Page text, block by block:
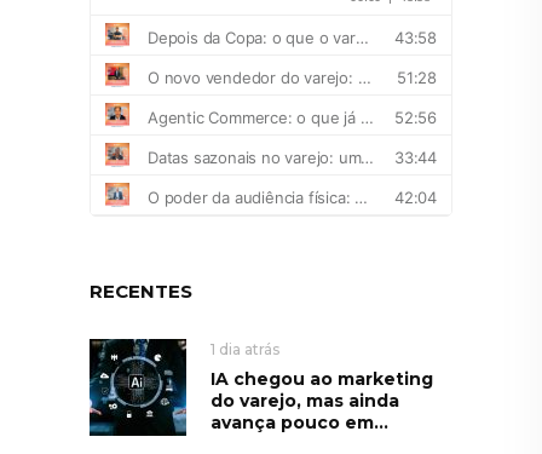
RECENTES
1 dia atrás
IA chegou ao marketing
do varejo, mas ainda
avança pouco em...